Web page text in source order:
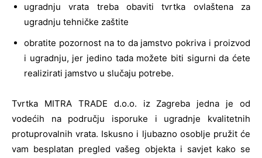
ugradnju vrata treba obaviti tvrtka ovlaštena za
ugradnju tehničke zaštite
obratite pozornost na to da jamstvo pokriva i proizvod
i ugradnju, jer jedino tada možete biti sigurni da ćete
realizirati jamstvo u slučaju potrebe.
Tvrtka MITRA TRADE d.o.o. iz Zagreba jedna je od
vodećih na području isporuke i ugradnje kvalitetnih
protuprovalnih vrata. Iskusno i ljubazno osoblje pružit će
vam besplatan pregled vašeg objekta i savjet kako se